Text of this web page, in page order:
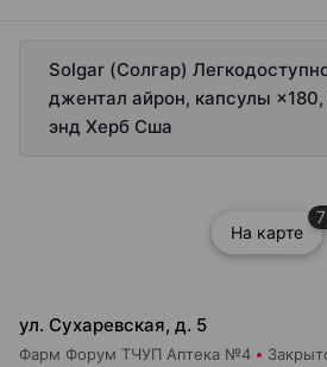
Solgar (Солгар)
джентал айрон, капсулы
энд Херб Сша
На карте
ул. Сухаревская, д. 5
Фарм Форум ТЧУП Аптека №4